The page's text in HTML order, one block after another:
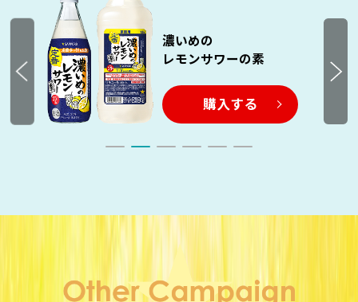
濃いめの
レモンサワーの素
購入する